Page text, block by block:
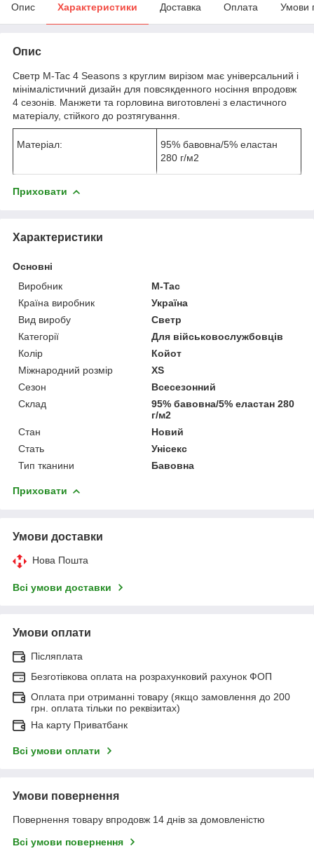
Опис Характеристики Доставка Оплата Умови
Опис
Светр M-Tac 4 Seasons з круглим вирізом має універсальний і
мінімалістичний дизайн для повсякденного носіння впродовж
4 сезонів. Манжети та горловина виготовлені з еластичного
матеріалу, стійкого до розтягування.
Матеріал:
95% бавовна/5% еластан
280 г/м2
Приховати
Характеристики
Основні
Виробник
M-Tac
Країна виробник
Україна
Вид виробу
Светр
Категорії
Для військовослужбовців
Колір
Койот
Міжнародний розмір
XS
Сезон
Всесезонний
Склад
95% бавовна/5% еластан 280
г/м2
Стан
Новий
Стать
Унісекс
Тип тканини
Бавовна
Приховати
Умови доставки
Нова Пошта
Всі умови доставки
Умови оплати
Післяплата
Безготівкова оплата на розрахунковий рахунок ФОП
Оплата при отриманні товару (якщо замовлення до 200
грн. оплата тільки по реквізитах)
На карту Приватбанк
Всі умови оплати
Умови повернення
Повернення товару впродовж 14 днів за домовленістю
Всі умови повернення